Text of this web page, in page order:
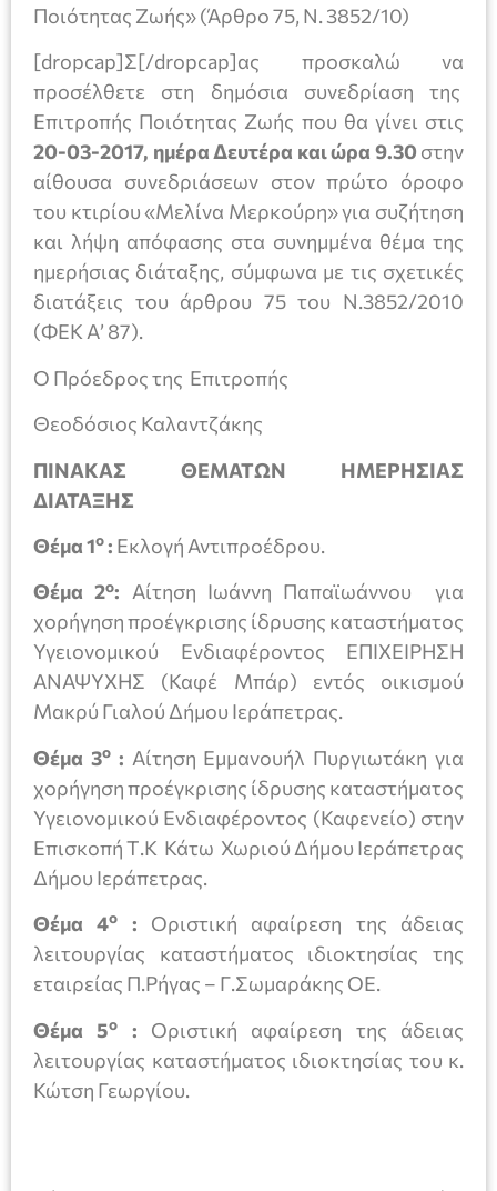
Ποιότητας Ζωής» (Άρθρο 75, Ν. 3852/10)
[dropcap]Σ[/dropcap]ας προσκαλώ να
προσέλθετε στη δημόσια συνεδρίαση της
Επιτροπής Ποιότητας Ζωής που θα γίνει στις
20-03-2017, ημέρα Δευτέρα και ώρα 9.30 στην
αίθουσα συνεδριάσεων στον πρώτο όροφο
του κτιρίου «Μελίνα Μερκούρη» για συζήτηση
και λήψη απόφασης στα συνημμένα θέμα της
ημερήσιας διάταξης, σύμφωνα με τις σχετικές
διατάξεις του άρθρου 75 του Ν.3852/2010
(ΦΕΚ Α’ 87).
Ο Πρόεδρος της Επιτροπής
Θεοδόσιος Καλαντζάκης
ΠΙΝΑΚΑΣ ΘΕΜΑΤΩΝ ΗΜΕΡΗΣΙΑΣ
ΔΙΑΤΑΞΗΣ
Θέμα 1ο: Eκλογή Αντιπροέδρου.
Θέμα 2ο: Αίτηση Ιωάννη Παπαϊωάννου για
χορήγηση προέγκρισης ίδρυσης καταστήματος
Υγειονομικού Ενδιαφέροντος ΕΠΙΧΕΙΡΗΣΗ
ΑΝΑΨΥΧΗΣ (Καφέ Μπάρ) εντός οικισμού
Μακρύ Γιαλού Δήμου Ιεράπετρας.
Θέμα 3ο: Αίτηση Εμμανουήλ Πυργιωτάκη για
χορήγηση προέγκρισης ίδρυσης καταστήματος
Υγειονομικού Ενδιαφέροντος (Καφενείο) στην
Επισκοπή Τ.Κ Κάτω Χωριού Δήμου Ιεράπετρας
Δήμου Ιεράπετρας.
Θέμα 4ο : Οριστική αφαίρεση της άδειας
λειτουργίας καταστήματος ιδιοκτησίας της
εταιρείας Π.Ρήγας – Γ.Σωμαράκης ΟΕ.
Θέμα 5ο : Οριστική αφαίρεση της άδειας
λειτουργίας καταστήματος ιδιοκτησίας του κ.
Κώτση Γεωργίου.